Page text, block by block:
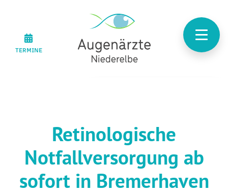
TERMINE
Retinologische
Notfallversorgung ab
sofort in Bremerhaven